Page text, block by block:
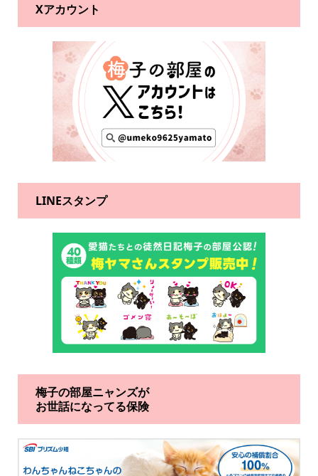
Xアカウント
LINEスタンプ
梅子の部屋ニャンズが
お世話になってる保険